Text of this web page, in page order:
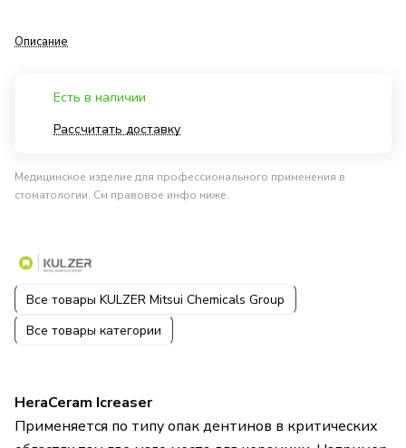
Описание
Есть в наличии
Рассчитать доставку
Медицинское изделие для профессионального применения в
стоматологии. См правовое инфо ниже.
Все товары KULZER Mitsui Chemicals Group
Все товары категории
HeraCeram Icreaser
Применяется по типу опак дентинов в критических